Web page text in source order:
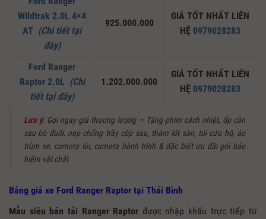
Wildtrak 2.0L 4×4
AT (Chi tiết tại
đây)
925.000.000
GIÁ TỐT NHẤT LIÊN
HỆ 0979028283
Ford Ranger
Raptor 2.0L (Chi
tiết tại đây)
1.202.000.000
GIÁ TỐT NHẤT LIÊN
HỆ 0979028283
Lưu ý: Gọi ngay giá thương lượng – Tặng phim cách nhiệt, ốp càn
sau bô đuôi, nẹp chống trầy cốp sau, thảm lót sàn, túi cứu hộ, áo
trùm xe, camera lùi, camera hành trình & đặc biệt ưu đãi gói bảo
hiểm vật chất
Bảng giá xe Ford Ranger Raptor tại Thái Bình
Mẫu siêu bán tải Ranger Raptor được nhập khẩu trực tiếp từ